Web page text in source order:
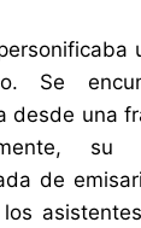
Se
desde una
su
de